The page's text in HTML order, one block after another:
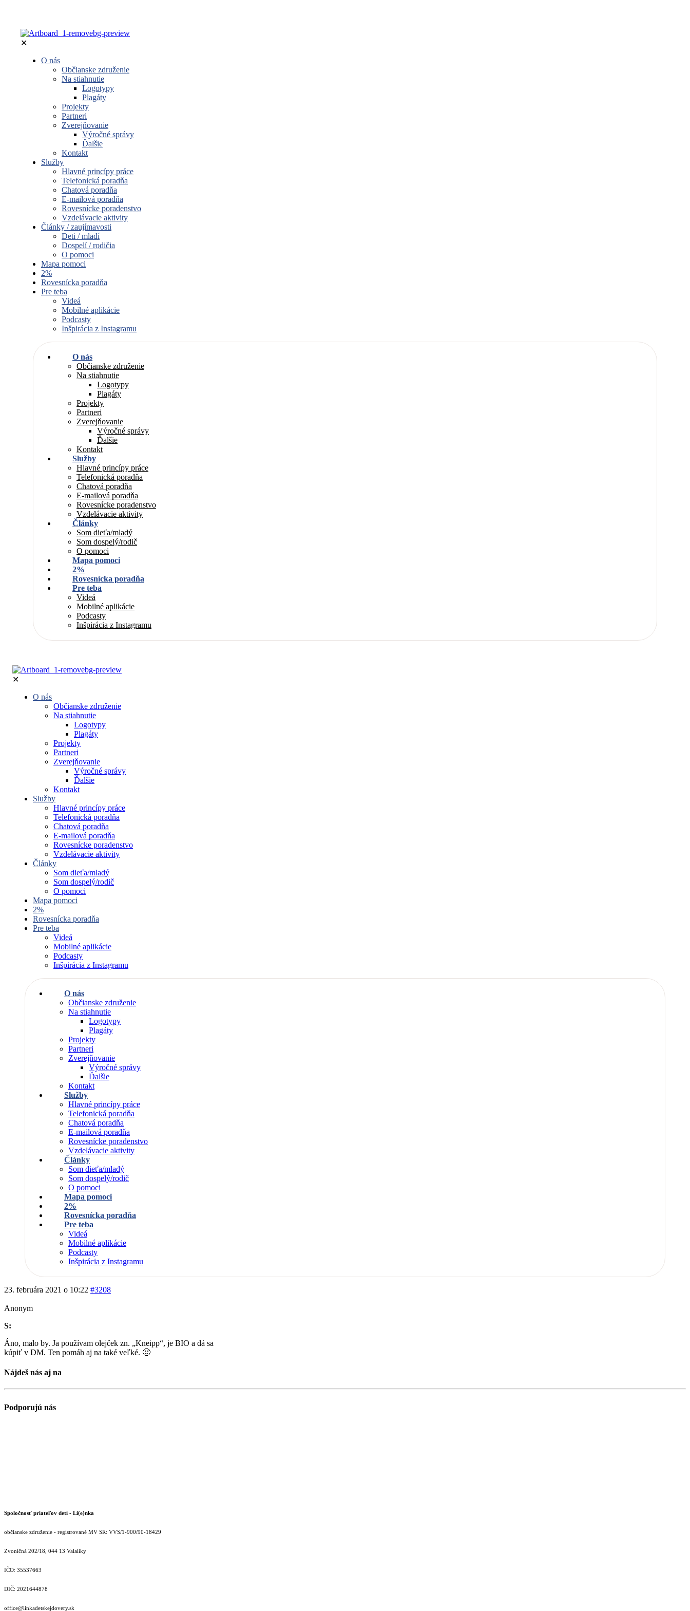
✕
O nás
Občianske združenie
Na stiahnutie
Logotypy
Plagáty
Projekty
Partneri
Zverejňovanie
Výročné správy
Ďalšie
Kontakt
Služby
Hlavné princípy práce
Telefonická poradňa
Chatová poradňa
E-mailová poradňa
Rovesnícke poradenstvo
Vzdelávacie aktivity
Články / zaujímavosti
Deti / mladí
Dospelí / rodičia
O pomoci
Mapa pomoci
2%
Rovesnícka poradňa
Pre teba
Videá
Mobilné aplikácie
Podcasty
Inšpirácia z Instagramu
O nás
Občianske združenie
Na stiahnutie
Logotypy
Plagáty
Projekty
Partneri
Zverejňovanie
Výročné správy
Ďalšie
Kontakt
Služby
Hlavné princípy práce
Telefonická poradňa
Chatová poradňa
E-mailová poradňa
Rovesnícke poradenstvo
Vzdelávacie aktivity
Články
Som dieťa/mladý
Som dospelý/rodič
O pomoci
Mapa pomoci
2%
Rovesnícka poradňa
Pre teba
Videá
Mobilné aplikácie
Podcasty
Inšpirácia z Instagramu
✕
O nás
Občianske združenie
Na stiahnutie
Logotypy
Plagáty
Projekty
Partneri
Zverejňovanie
Výročné správy
Ďalšie
Kontakt
Služby
Hlavné princípy práce
Telefonická poradňa
Chatová poradňa
E-mailová poradňa
Rovesnícke poradenstvo
Vzdelávacie aktivity
Články
Som dieťa/mladý
Som dospelý/rodič
O pomoci
Mapa pomoci
2%
Rovesnícka poradňa
Pre teba
Videá
Mobilné aplikácie
Podcasty
Inšpirácia z Instagramu
O nás
Občianske združenie
Na stiahnutie
Logotypy
Plagáty
Projekty
Partneri
Zverejňovanie
Výročné správy
Ďalšie
Kontakt
Služby
Hlavné princípy práce
Telefonická poradňa
Chatová poradňa
E-mailová poradňa
Rovesnícke poradenstvo
Vzdelávacie aktivity
Články
Som dieťa/mladý
Som dospelý/rodič
O pomoci
Mapa pomoci
2%
Rovesnícka poradňa
Pre teba
Videá
Mobilné aplikácie
Podcasty
Inšpirácia z Instagramu
23. februára 2021 o 10:22 #3208
Anonym
S:
Áno, malo by. Ja používam olejček zn. „Kneipp“, je BIO a dá sa
kúpiť v DM. Ten pomáh aj na také veľké. 🙂
Nájdeš nás aj na
Podporujú nás
Spoločnosť priateľov detí - Li(e)nka
občianske združenie - registrované MV SR: VVS/1-900/90-18429
Zvoničná 202/18, 044 13 Valaliky
IČO: 35537663
DIČ: 2021644878
office@linkadetskejdovery.sk